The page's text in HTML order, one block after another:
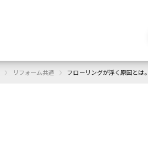
› リフォーム共通 › フローリングが浮く原因とは